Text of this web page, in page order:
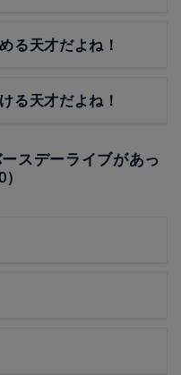
る天才だよね！
る天才だよね！
スデーライブがあっ